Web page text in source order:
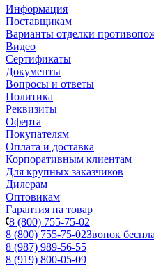
Информация
Поставщикам
Варианты отделки
Видео
Сертификаты
Документы
Вопросы и ответы
Политика
Реквизиты
Оферта
Покупателям
Оплата и доставка
Корпоративным клиентам
Для крупных заказчиков
Дилерам
Оптовикам
Гарантия на товар
8 (800) 755-75-02
8 (800) 755-75-02Звонок
8 (987) 989-56-55
8 (919) 800-05-09